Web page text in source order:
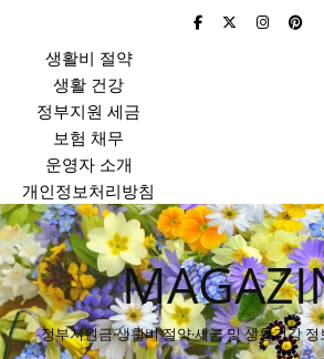
생활비 절약
생활 건강
정부지원 세금
보험 채무
운영자 소개
개인정보처리방침
정부지원금·생활비 절약·세금 및 생활건강